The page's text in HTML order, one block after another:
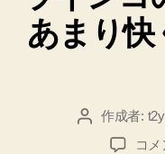
あまり快
投 作成者:
柴
コ